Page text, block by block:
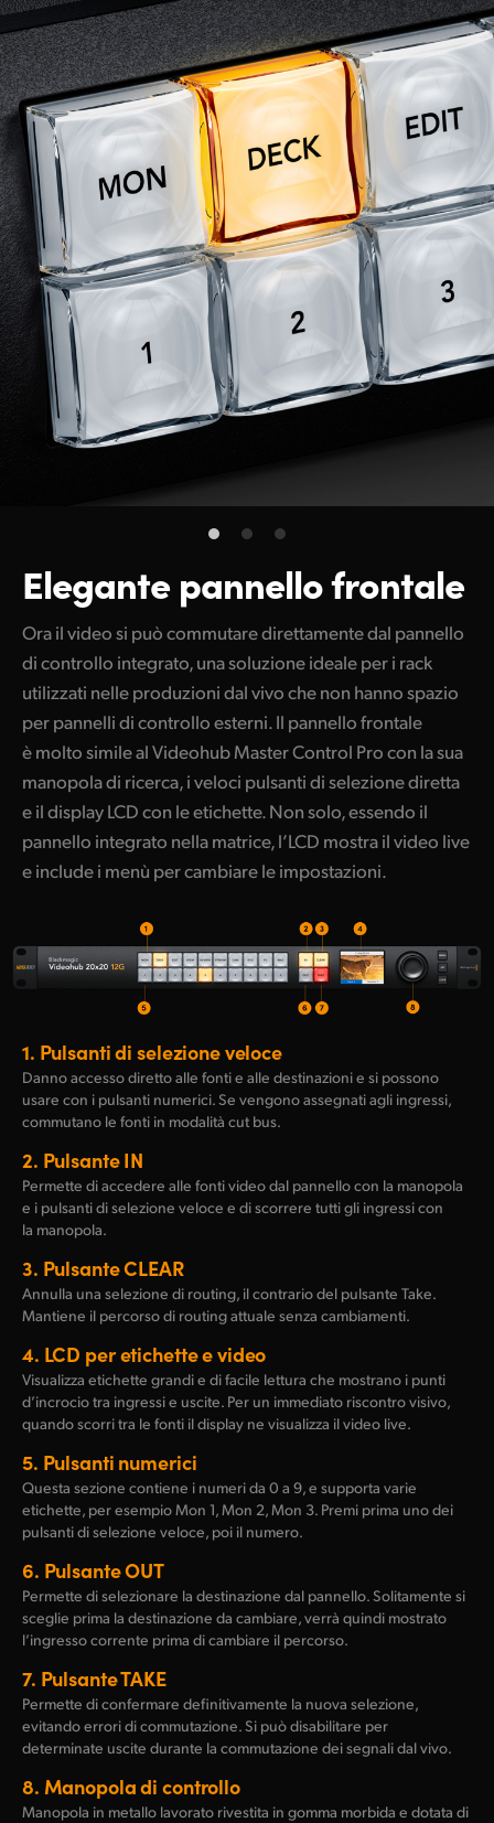
Elegante pannello frontale
Ora il video si può commutare direttamente dal pannello
di controllo integrato, una soluzione ideale per i rack
utilizzati nelle produzioni dal vivo che non hanno spazio
per pannelli di controllo esterni. Il pannello frontale
è molto simile al Videohub Master Control Pro con la sua
manopola di ricerca, i veloci pulsanti di selezione diretta
e il display LCD con le etichette. Non solo, essendo il
pannello integrato nella matrice, l’LCD mostra il video live
e include i menù per cambiare le impostazioni.
1. Pulsanti di selezione veloce
Danno accesso diretto alle fonti e alle destinazioni e si possono
usare con i pulsanti numerici. Se vengono assegnati agli ingressi,
commutano le fonti in modalità cut bus.
2. Pulsante IN
Permette di accedere alle fonti video dal pannello con la manopola
e i pulsanti di selezione veloce e di scorrere tutti gli ingressi con
la manopola.
3. Pulsante CLEAR
Annulla una selezione di routing, il contrario del pulsante Take.
Mantiene il percorso di routing attuale senza cambiamenti.
4. LCD per etichette e video
Visualizza etichette grandi e di facile lettura che mostrano i punti
d’incrocio tra ingressi e uscite. Per un immediato riscontro visivo,
quando scorri tra le fonti il display ne visualizza il video live.
5. Pulsanti numerici
Questa sezione contiene i numeri da 0 a 9, e supporta varie
etichette, per esempio Mon 1, Mon 2, Mon 3. Premi prima uno dei
pulsanti di selezione veloce, poi il numero.
6. Pulsante OUT
Permette di selezionare la destinazione dal pannello. Solitamente si
sceglie prima la destinazione da cambiare, verrà quindi mostrato
l’ingresso corrente prima di cambiare il percorso.
7. Pulsante TAKE
Permette di confermare definitivamente la nuova selezione,
evitando errori di commutazione. Si può disabilitare per
determinate uscite durante la commutazione dei segnali dal vivo.
8. Manopola di controllo
Manopola in metallo lavorato rivestita in gomma morbida e dotata di